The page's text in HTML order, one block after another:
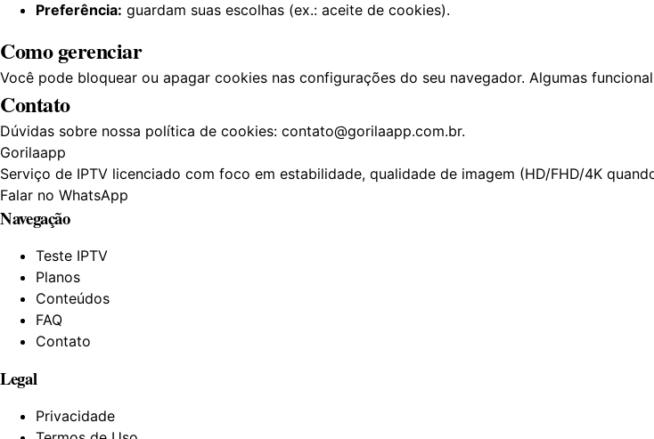
Preferência: guardam suas escolhas (ex.: aceite de cookies).
Como gerenciar
Você pode bloquear ou apagar cookies nas configurações do seu navegador. Algumas
Contato
Dúvidas sobre nossa política de cookies: contato@gorilaapp.com.br.
Gorilaapp
Serviço de IPTV licenciado com foco em estabilidade, qualidade de imagem (HD/FHD/4K
Falar no WhatsApp
Navegação
Teste IPTV
Planos
Conteúdos
FAQ
Contato
Legal
Privacidade